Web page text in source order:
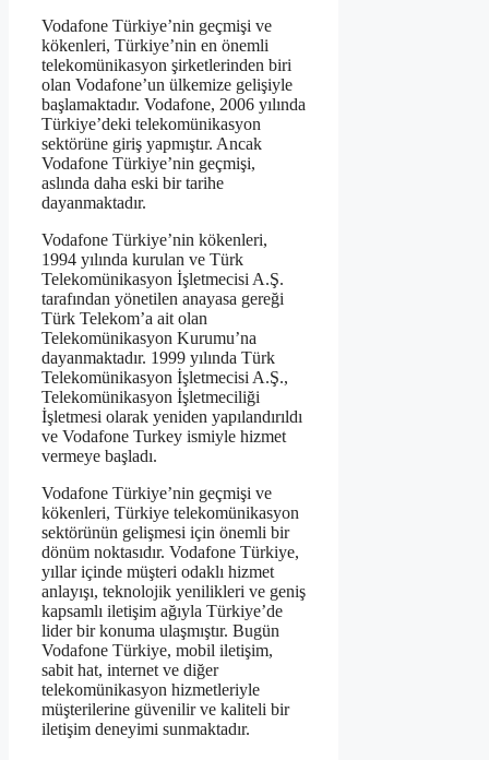
Vodafone Türkiye’nin geçmişi ve
kökenleri, Türkiye’nin en önemli
telekomünikasyon şirketlerinden biri
olan Vodafone’un ülkemize gelişiyle
başlamaktadır. Vodafone, 2006 yılında
Türkiye’deki telekomünikasyon
sektörüne giriş yapmıştır. Ancak
Vodafone Türkiye’nin geçmişi,
aslında daha eski bir tarihe
dayanmaktadır.
Vodafone Türkiye’nin kökenleri,
1994 yılında kurulan ve Türk
Telekomünikasyon İşletmecisi A.Ş.
tarafından yönetilen anayasa gereği
Türk Telekom’a ait olan
Telekomünikasyon Kurumu’na
dayanmaktadır. 1999 yılında Türk
Telekomünikasyon İşletmecisi A.Ş.,
Telekomünikasyon İşletmeciliği
İşletmesi olarak yeniden yapılandırıldı
ve Vodafone Turkey ismiyle hizmet
vermeye başladı.
Vodafone Türkiye’nin geçmişi ve
kökenleri, Türkiye telekomünikasyon
sektörünün gelişmesi için önemli bir
dönüm noktasıdır. Vodafone Türkiye,
yıllar içinde müşteri odaklı hizmet
anlayışı, teknolojik yenilikleri ve geniş
kapsamlı iletişim ağıyla Türkiye’de
lider bir konuma ulaşmıştır. Bugün
Vodafone Türkiye, mobil iletişim,
sabit hat, internet ve diğer
telekomünikasyon hizmetleriyle
müşterilerine güvenilir ve kaliteli bir
iletişim deneyimi sunmaktadır.